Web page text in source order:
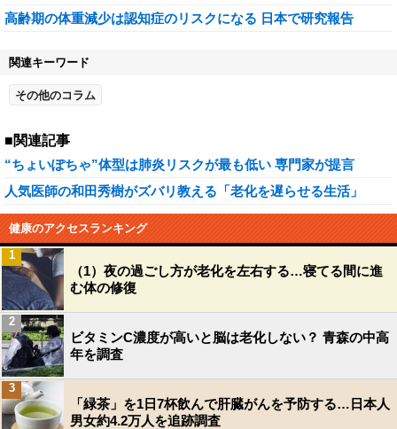
高齢期の体重減少は認知症のリスクになる 日本で研究報告
関連キーワード
その他のコラム
■関連記事
“ちょいぽちゃ”体型は肺炎リスクが最も低い 専門家が提言
人気医師の和田秀樹がズバリ教える「老化を遅らせる生活」
健康のアクセスランキング
（1）夜の過ごし方が老化を左右する…寝てる間に進
む体の修復
1
ビタミンC濃度が高いと脳は老化しない？ 青森の中高
年を調査
2
「緑茶」を1日7杯飲んで肝臓がんを予防する…日本人
男女約4.2万人を追跡調査
3